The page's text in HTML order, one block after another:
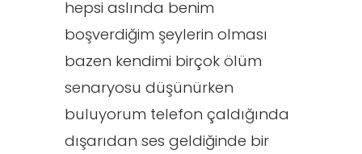
hepsi aslında benim
boşverdiğim şeylerin olması
bazen kendimi birçok ölüm
senaryosu düşünürken
buluyorum telefon çaldığında
dışarıdan ses geldiğinde bir